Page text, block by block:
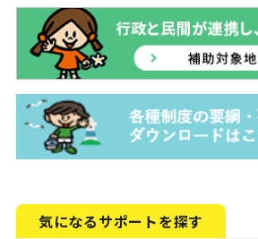
気になるサポートを探す